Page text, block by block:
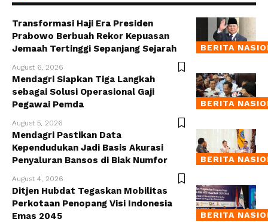
BERITA
Transformasi Haji Era Presiden
Prabowo Berbuah Rekor Kepuasan
Jemaah Tertinggi Sepanjang Sejarah
August 6, 2026
BERITA
Mendagri Siapkan Tiga Langkah
sebagai Solusi Operasional Gaji
Pegawai Pemda
August 5, 2026
BERITA
Mendagri Pastikan Data
Kependudukan Jadi Basis Akurasi
Penyaluran Bansos di Biak Numfor
August 4, 2026
BERITA
Ditjen Hubdat Tegaskan Mobilitas
Perkotaan Penopang Visi Indonesia
Emas 2045